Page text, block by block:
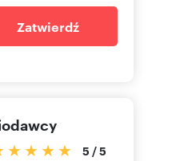
Zatwierdź
5 /5